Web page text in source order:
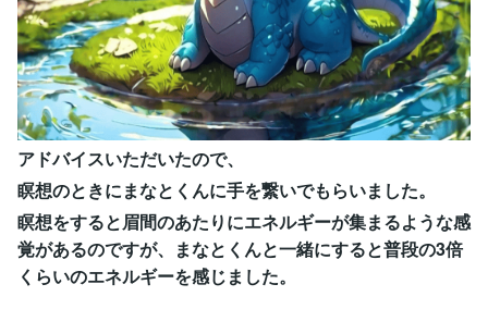
アドバイスいただいたので、
瞑想のときにまなとくんに手を繋いでもらいました。
瞑想をすると眉間のあたりにエネルギーが集まるような感
覚があるのですが、まなとくんと一緒にすると普段の3倍
くらいのエネルギーを感じました。